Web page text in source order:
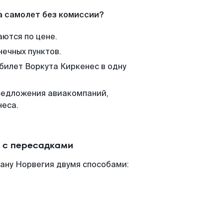
самолет без комиссии?
по цене.
пунктов.
Воркута Киркенес в одну
авиакомпаний,
пересадками
Норвегия двумя способами: